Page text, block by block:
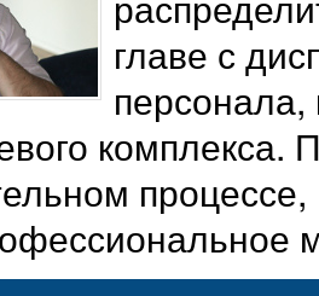
главе с
персонала,
комплекса.